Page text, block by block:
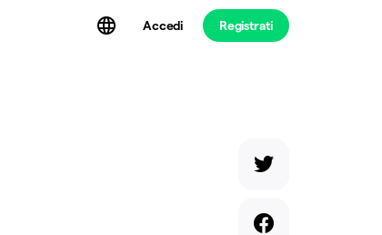
Accedi Registrati